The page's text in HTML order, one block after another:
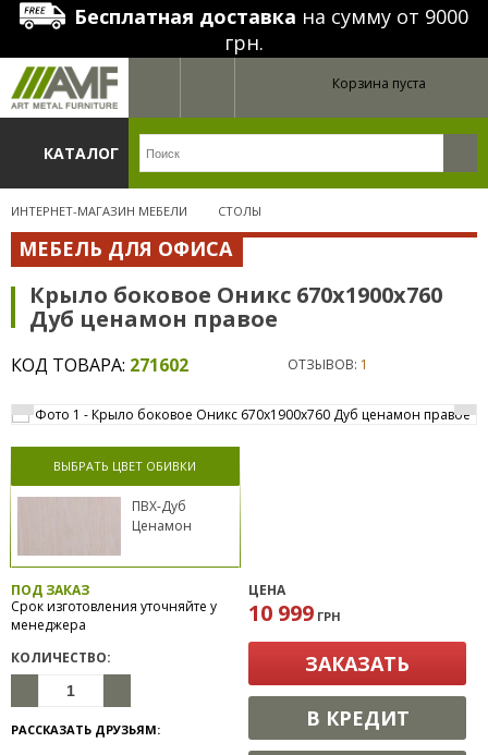
Бесплатная доставка на сумму от 9000
грн.
Корзина пуста
КАТАЛОГ
ИНТЕРНЕТ-МАГАЗИН МЕБЕЛИ СТОЛЫ
МЕБЕЛЬ ДЛЯ ОФИСА
Крыло боковое Оникс 670х1900х760
Дуб ценамон правое
КОД ТОВАРА: 271602 ОТЗЫВОВ: 1
ВЫБРАТЬ ЦВЕТ ОБИВКИ
ПВХ-Дуб
Ценамон
ПОД ЗАКАЗ
Срок изготовления уточняйте у
менеджера
КОЛИЧЕСТВО:
РАССКАЗАТЬ ДРУЗЬЯМ:
ЦЕНА
10 999 ГРН
ЗАКАЗАТЬ
В КРЕДИТ